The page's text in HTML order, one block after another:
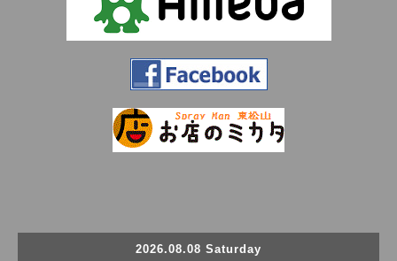
2026.08.08 Saturday